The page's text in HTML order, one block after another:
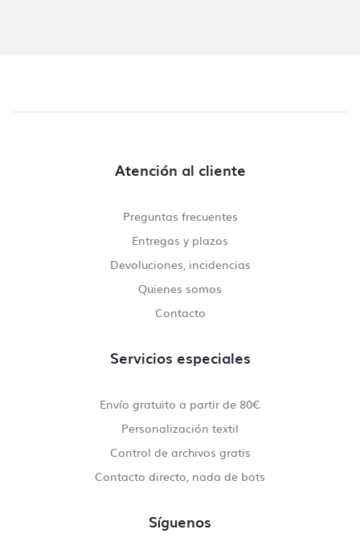
Atención al cliente
Preguntas frecuentes
Entregas y plazos
Devoluciones, incidencias
Quienes somos
Contacto
Servicios especiales
Envío gratuito a partir de 80€
Personalización textil
Control de archivos gratis
Contacto directo, nada de bots
Síguenos